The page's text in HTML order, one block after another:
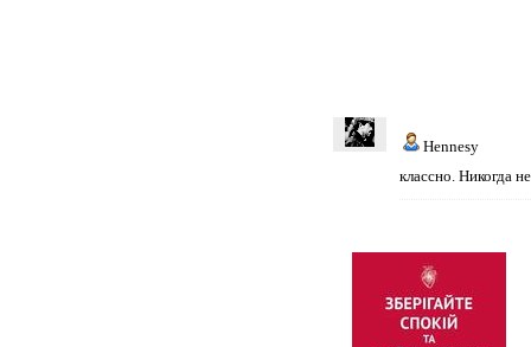
Hennesy
классно. Никогда